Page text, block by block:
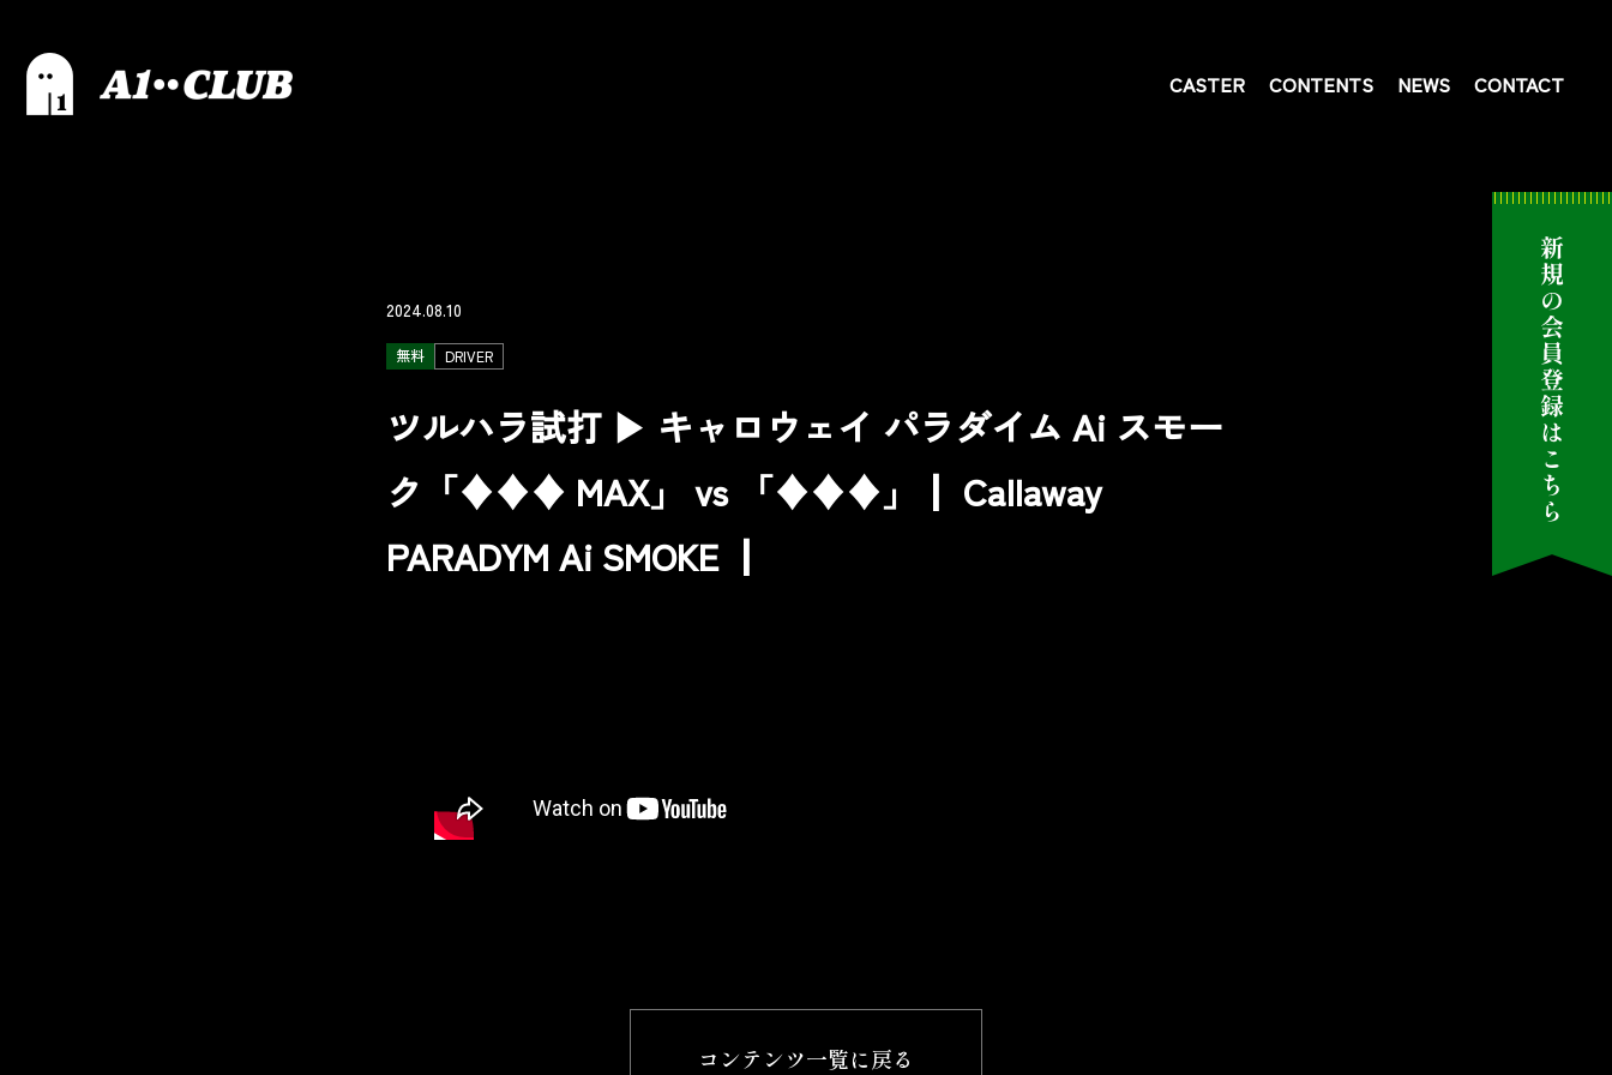
CASTER CONTENTS NEWS CONTACT
2024.08.10
無料 DRIVER
ツルハラ試打 ▶ キャロウェイ パラダイム Ai スモー
ク「♦︎♦︎♦︎ MAX」 vs 「♦︎♦︎♦︎」┃ Callaway
PARADYM Ai SMOKE ┃
コンテンツ一覧に戻る